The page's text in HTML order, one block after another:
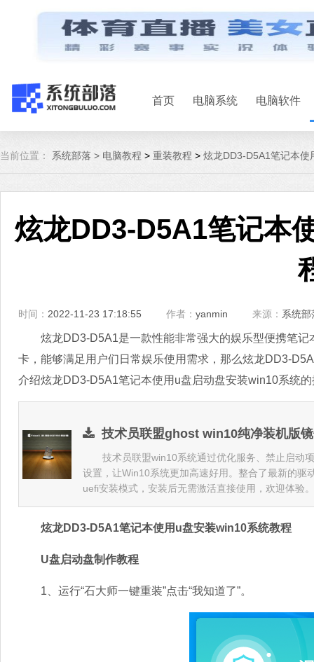
首页 电脑系统 电脑软件
当前位置： 系统部落 > 电脑教程 > 重装教程 > 炫龙DD3-D5A1笔记本
炫龙DD3-D5A1笔记本
时间： 2022-11-23 17:18:55 作者： yanmin 来源： 系统部
炫龙DD3-D5A1是一款性能非常强大的娱乐型便携笔记
卡，能够满足用户们日常娱乐使用需求，那么炫龙DD3-
介绍炫龙DD3-D5A1笔记本使用u盘启动盘安装win10系统
技术员联盟ghost win10纯净装机版
技术员联盟win10系统通过优化服务、禁止启动
设置，让Win10系统更加高速好用。整合了最新的驱
uefi安装模式，安装后无需激活直接使用，欢迎体验。
炫龙DD3-D5A1笔记本使用u盘安装win10系统教程
U盘启动盘制作教程
1、运行“石大师一键重装”点击“我知道了”。